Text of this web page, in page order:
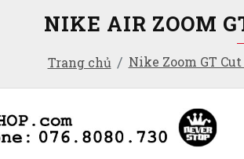
Trang chủ Nike Zoom GT Cut
NIKE AIR ZOOM